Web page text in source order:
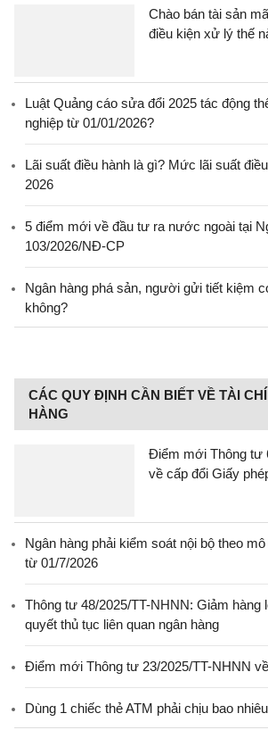
Chào bán tài sản
điều kiện xử lý thế
Luật Quảng cáo sửa đổi 2025 tác động
nghiệp từ 01/01/2026?
Lãi suất điều hành là gì? Mức lãi suất
2026
5 điểm mới về đầu tư ra nước ngoài tại
103/2026/NĐ-CP
Ngân hàng phá sản, người gửi tiết kiệm
không?
CÁC QUY ĐỊNH CẦN BIẾT VỀ TÀI
HÀNG
Điểm mới Thông tư
về cấp đổi Giấy
Ngân hàng phải kiểm soát nội bộ theo
từ 01/7/2026
Thông tư 48/2025/TT-NHNN: Giảm hàng
quyết thủ tục liên quan ngân hàng
Điểm mới Thông tư 23/2025/TT-NHNN
Dùng 1 chiếc thẻ ATM phải chịu bao